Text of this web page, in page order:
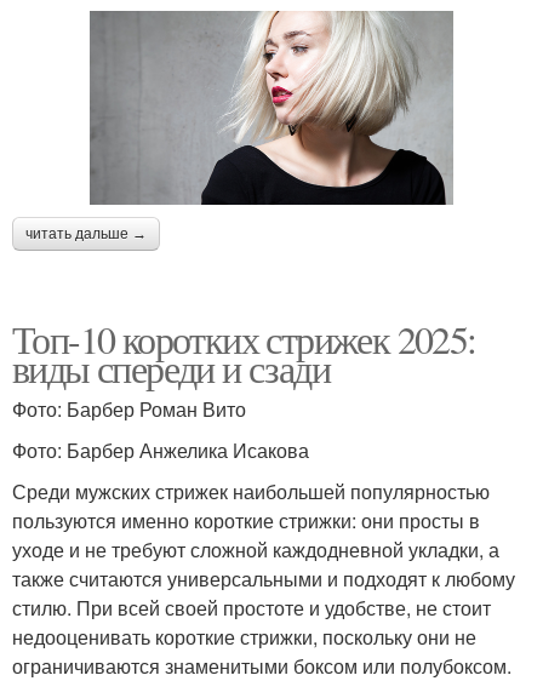
читать дальше →
Топ-10 коротких стрижек 2025:
виды спереди и сзади
Фото: Барбер Роман Вито
Фото: Барбер Анжелика Исакова
Среди мужских стрижек наибольшей популярностью
пользуются именно короткие стрижки: они просты в
уходе и не требуют сложной каждодневной укладки, а
также считаются универсальными и подходят к любому
стилю. При всей своей простоте и удобстве, не стоит
недооценивать короткие стрижки, поскольку они не
ограничиваются знаменитыми боксом или полубоксом.